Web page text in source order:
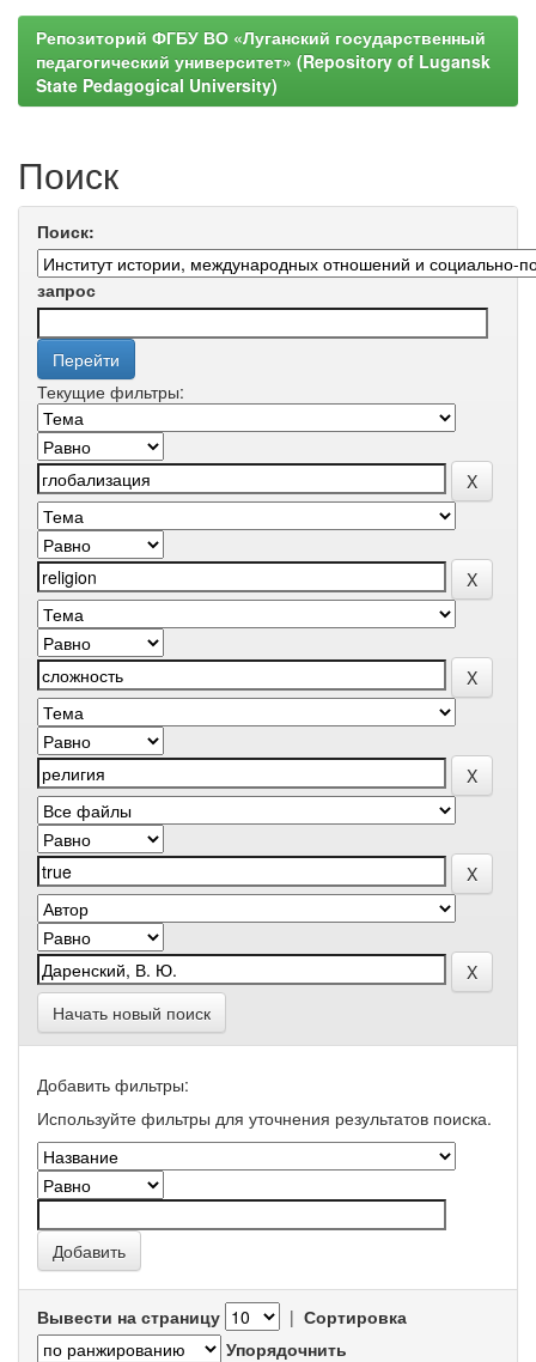
Репозиторий ФГБУ ВО «Луганский государственный
педагогический университет» (Repository of Lugansk
State Pedagogical University)
Поиск
Поиск:
запрос
Текущие фильтры:
Начать новый поиск
Добавить фильтры:
Используйте фильтры для уточнения результатов поиска.
Вывести на страницу | Сортировка
Упорядочнить